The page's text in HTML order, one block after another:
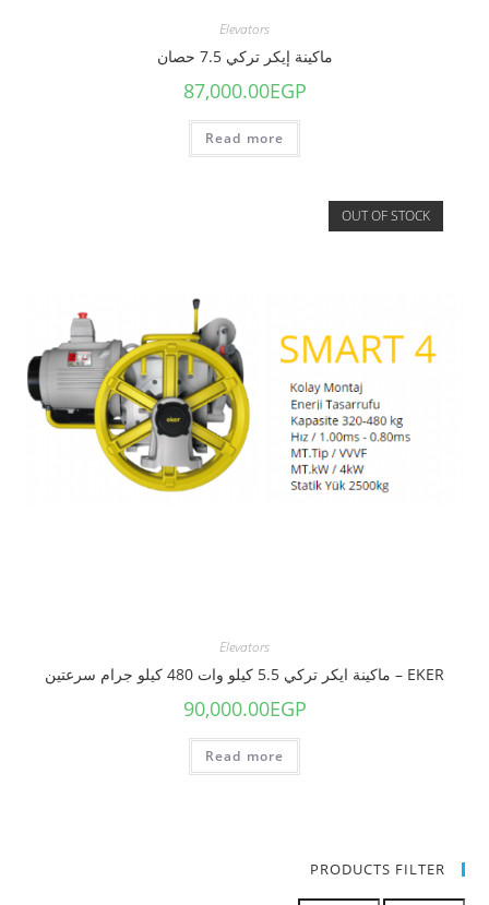
Elevators
ماكينة إيكر تركي 7.5 حصان
87,000.00EGP
Read more
OUT OF STOCK
Elevators
EKER – ماكينة ايكر تركي 5.5 كيلو وات 480 كيلو جرام سرعتين
90,000.00EGP
Read more
PRODUCTS FILTER